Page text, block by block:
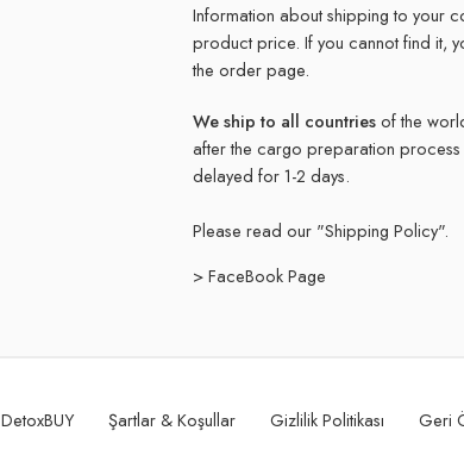
Information about shipping to your
product price. If you cannot find it,
the order page.
We ship to all countriesof the
after the cargo preparation
delayed for 1-2 days.
Please read our "Shipping Policy".
> FaceBook Page
DetoxBUY Şartlar & Koşullar Gizlilik Politikası Geri